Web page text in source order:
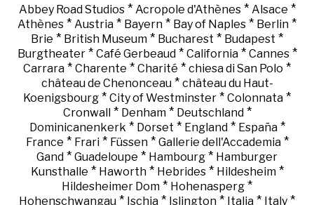
Abbey Road Studios* Acropole d'Athènes* Alsace *
Athènes * Austria * Bayern * Bay of Naples * Berlin *
Brie * British Museum * Bucharest * Budapest *
Burgtheater* Café Gerbeaud* California* Cannes*
Carrara * Charente * Charité * chiesa di San Polo *
château de Chenonceau* château du Haut-
Koenigsbourg * City of Westminster * Colonnata *
Cronwall* Denham* Deutschland*
Dominicanenkerk * Dorset * England* España*
France * Frari* Füssen* Gallerie dell'Accademia*
Gand * Guadeloupe * Hambourg * Hamburger
Kunsthalle * Haworth* Hebrides* Hildesheim*
Hildesheimer Dom * Hohenasperg *
Hohenschwangau * Ischia * Islington * Italia * Italy *